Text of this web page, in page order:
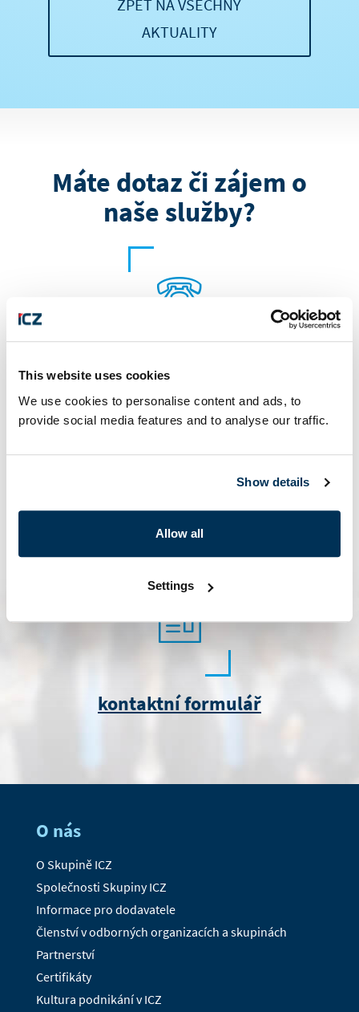
This website uses cookies
We use cookies to personalise content and ads, to
provide social media features and to analyse our traffic.
Show details
Allow all
Settings
ZPĚT NA VŠECHNY
AKTUALITY
Máte dotaz či zájem o
naše služby?
+420 222 271 111
marketing@i.cz
kontaktní formulář
O nás
O Skupině ICZ
Společnosti Skupiny ICZ
Informace pro dodavatele
Členství v odborných organizacích a skupinách
Partnerství
Certifikáty
Kultura podnikání v ICZ